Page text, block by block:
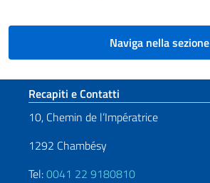
Naviga nella sezione
Sezione footer
Recapiti e Contatti
10, Chemin de l’Impératrice
1292 Chambésy
Tel:0041 22 9180810